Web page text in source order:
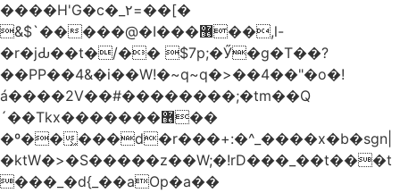
����H'G�c�_٢=��[�
&$`�����@�Ӏ���޶��,l-
�r�jԂ��t�/�� $7p;�Ӳ�g�T��?
��PP��4&�i��W!�~q~q�>��4��"�o�!
á����2V��#�� ������;�tm��Q
´��Tkx�������޶��
�º��͖���d�r���+:�^_����x�b�sgn|
�ktW�>�S�����z��W;�!rD���_��t���t
���_�d{_��aOp�a��